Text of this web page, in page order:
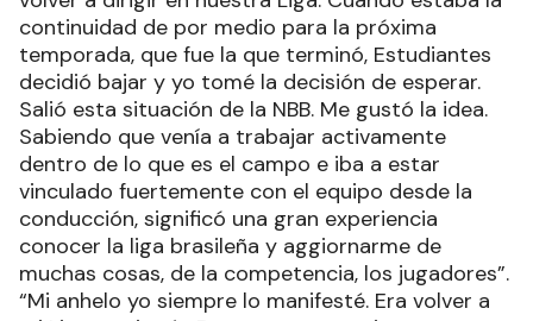
continuidad de por medio para la próxima
temporada, que fue la que terminó, Estudiantes
decidió bajar y yo tomé la decisión de esperar.
Salió esta situación de la NBB. Me gustó la idea.
Sabiendo que venía a trabajar activamente
dentro de lo que es el campo e iba a estar
vinculado fuertemente con el equipo desde la
conducción, significó una gran experiencia
conocer la liga brasileña y aggiornarme de
muchas cosas, de la competencia, los jugadores”.
“Mi anhelo yo siempre lo manifesté. Era volver a